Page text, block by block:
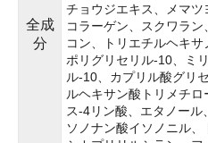
全成
分
チョウジエキス、メマ
コラーゲン、スクワラ
コン、トリエチルヘキ
ポリグリセリル-10、ミ
ル-10、カプリル酸グリ
ルヘキサン酸トリメチ
ス-4リン酸、エタノール
ソノナン酸イソノニル